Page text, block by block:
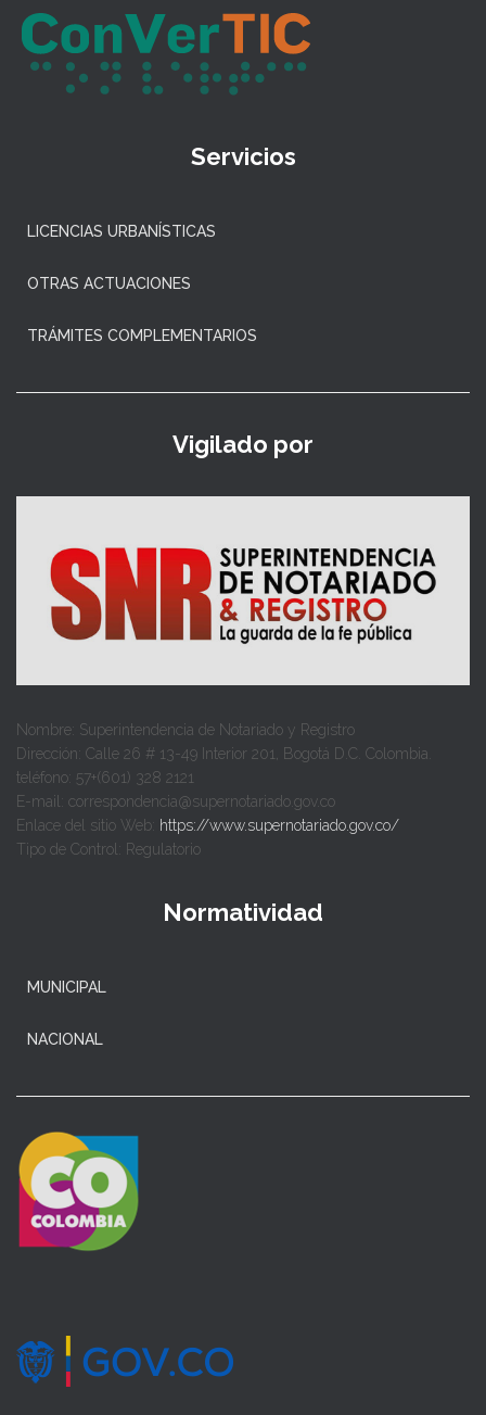
Servicios
LICENCIAS URBANÍSTICAS
OTRAS ACTUACIONES
TRÁMITES COMPLEMENTARIOS
Vigilado por
Nombre: Superintendencia de Notariado y Registro
Dirección: Calle 26 # 13-49 Interior 201, Bogotá D.C. Colombia.
teléfono: 57+(601) 328 2121
E-mail: correspondencia@supernotariado.gov.co
Enlace del sitio Web: https://www.supernotariado.gov.co/
Tipo de Control: Regulatorio
Normatividad
MUNICIPAL
NACIONAL